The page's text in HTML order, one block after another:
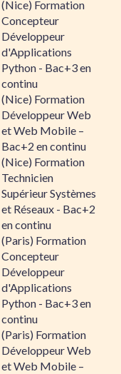
(Nice) Formation
Concepteur
Développeur
d'Applications
Python - Bac+3 en
continu
(Nice) Formation
Développeur Web
et Web Mobile –
Bac+2 en continu
(Nice) Formation
Technicien
Supérieur Systèmes
et Réseaux - Bac+2
en continu
(Paris) Formation
Concepteur
Développeur
d'Applications
Python - Bac+3 en
continu
(Paris) Formation
Développeur Web
et Web Mobile –